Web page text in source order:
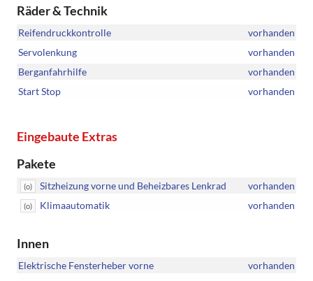
Räder & Technik
Reifendruckkontrolle
vorhanden
Servolenkung
vorhanden
Berganfahrhilfe
vorhanden
Start Stop
vorhanden
Eingebaute Extras
Pakete
(o) Sitzheizung vorne und Beheizbares Lenkrad vorhanden
(o) Klimaautomatik vorhanden
Innen
Elektrische Fensterheber vorne
vorhanden